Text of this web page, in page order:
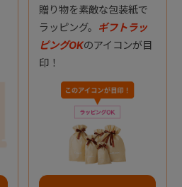
贈り物を素敵な包装紙で
ラッピング。 ギフトラッ
ピングOKのアイコンが目
印！